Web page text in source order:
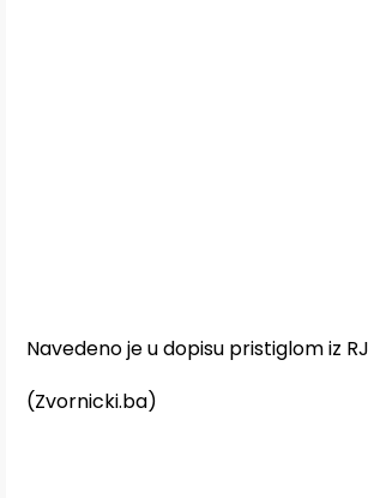
Navedeno je u dopisu pristiglom iz
(Zvornicki.ba)